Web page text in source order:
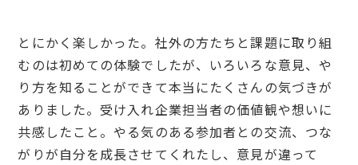
とにかく楽しかった。社外の方たちと課題に取り組
むのは初めての体験でしたが、いろいろな意見、や
り方を知ることができて本当にたくさんの気づきが
ありました。受け入れ企業担当者の価値観や想いに
共感したこと。やる気のある参加者との交流、つな
がりが自分を成長させてくれたし、意見が違って